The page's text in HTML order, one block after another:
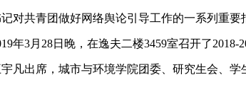
对共青团做好网络舆论引导工作的一系列重
年3月28日晚，在逸夫二楼3459室召开了
凡出席，城市与环境学院团委、研究生会、